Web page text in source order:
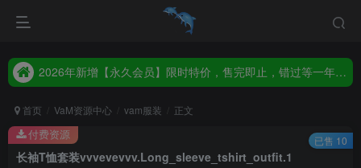
2026年新增【永久会员】限时特价，售完即止，错过等一年！！！
2026年新增【永久会员】限时特价，售完即止，错过等一年！！！
首页 VaM资源中心 vam服装 正文
长袖T恤套装vvvevevvv.Long_sleeve_tshirt_outfit.1
付费资源 已售 10